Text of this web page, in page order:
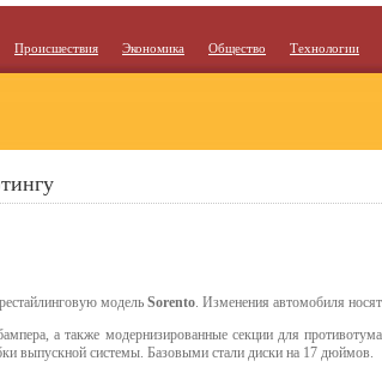
Происшествия Экономика Общество Технологии
модель Sorento. Изменения автомобиля
а также модернизированные секции для
выпускной системы. Базовыми стали диски на 17 дюймов.